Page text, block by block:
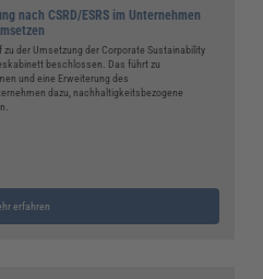
nach CSRD/ESRS im Unternehmen
der Umsetzung der Corporate Sustainability
beschlossen. Das führt zu
und eine Erweiterung des
dazu, nachhaltigkeitsbezogene
erfahren